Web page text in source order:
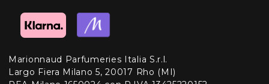
Marionnaud Parfumeries Italia S.r.l.
Largo Fiera Milano 5, 20017 Rho (MI)